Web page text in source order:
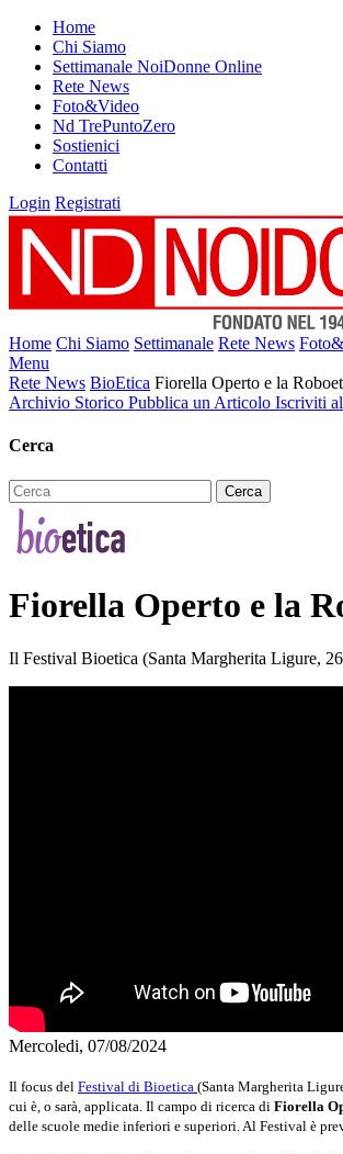
Home
Chi Siamo
Settimanale NoiDonne Online
Rete News
Foto&Video
Nd TrePuntoZero
Sostienici
Contatti
Login Registrati
Home Chi Siamo Settimanale Rete News
Menu
Rete News BioEtica Fiorella Operto e la
Archivio Storico Pubblica un Articolo Iscriviti
Cerca
Fiorella Operto e la
Il Festival Bioetica (Santa Margherita Ligure,
Mercoledi, 07/08/2024
Il focus del Festival di Bioetica (Santa Margherita
cui è, o sarà, applicata. Il campo di ricerca di Fiorella
delle scuole medie inferiori e superiori. Al Festival è